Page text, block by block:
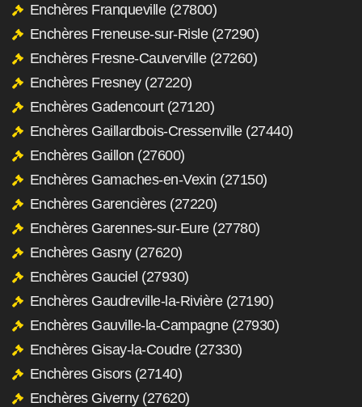
Enchères Franqueville (27800)
Enchères Freneuse-sur-Risle (27290)
Enchères Fresne-Cauverville (27260)
Enchères Fresney (27220)
Enchères Gadencourt (27120)
Enchères Gaillardbois-Cressenville (27440)
Enchères Gaillon (27600)
Enchères Gamaches-en-Vexin (27150)
Enchères Garencières (27220)
Enchères Garennes-sur-Eure (27780)
Enchères Gasny (27620)
Enchères Gauciel (27930)
Enchères Gaudreville-la-Rivière (27190)
Enchères Gauville-la-Campagne (27930)
Enchères Gisay-la-Coudre (27330)
Enchères Gisors (27140)
Enchères Giverny (27620)